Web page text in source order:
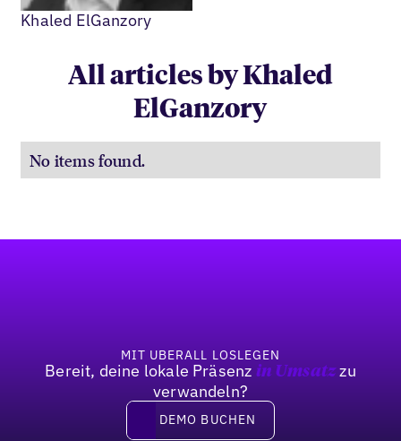
Khaled ElGanzory
All articles by Khaled
ElGanzory
No items found.
MIT UBERALL LOSLEGEN
Bereit, deine lokale Präsenz in Umsatzzu
verwandeln?
DEMO BUCHEN
DEMO BUCHEN